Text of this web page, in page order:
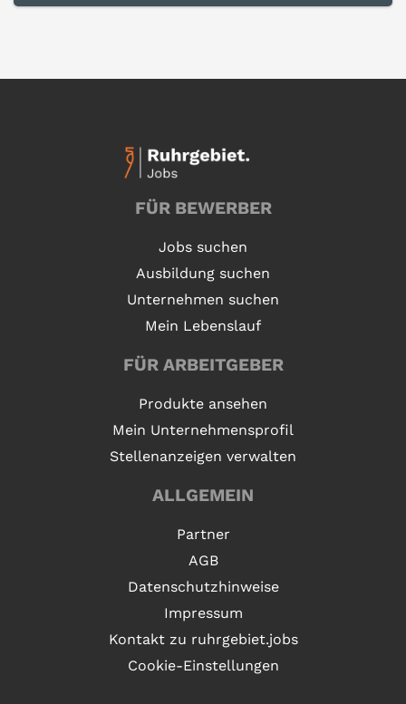
FÜR BEWERBER
Jobs suchen
Ausbildung suchen
Unternehmen suchen
Mein Lebenslauf
FÜR ARBEITGEBER
Produkte ansehen
Mein Unternehmensprofil
Stellenanzeigen verwalten
ALLGEMEIN
Partner
AGB
Datenschutzhinweise
Impressum
Kontakt zu ruhrgebiet.jobs
Cookie-Einstellungen